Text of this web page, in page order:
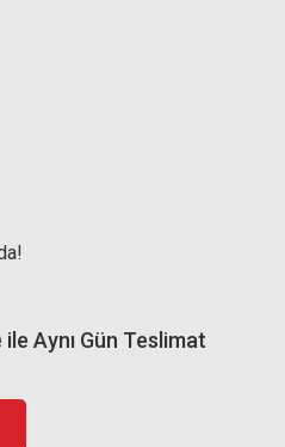
ile Aynı Gün Teslimat